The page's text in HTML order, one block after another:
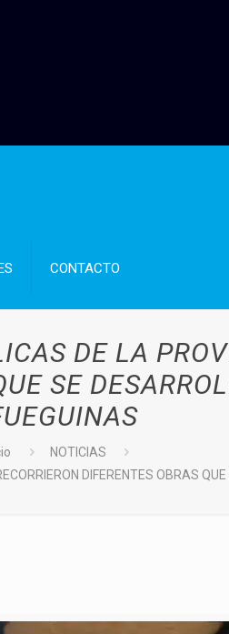
CONTACTO
DE LA
SE
NOTICIAS
DIFERENTES OBRAS